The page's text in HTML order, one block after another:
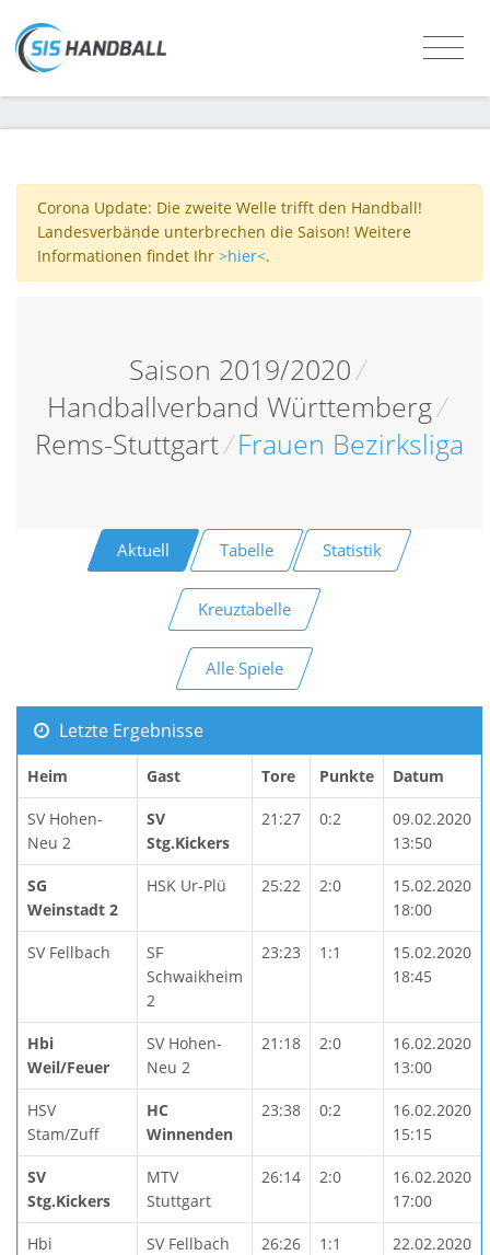
Corona Update: Die zweite Welle trifft den Handball!
Landesverbände unterbrechen die Saison! Weitere
Informationen findet Ihr >hier<.
Saison 2019/2020/
Handballverband Württemberg/
Rems-Stuttgart/Frauen Bezirksliga
Aktuell Tabelle Statistik
Kreuztabelle
Alle Spiele
Letzte Ergebnisse
Heim Gast Tore Punkte Datum
SV Hohen-
Neu 2
SV
Stg.Kickers
21:27 0:2
09.02.2020
13:50
SG
Weinstadt 2
HSK Ur-Plü 25:22 2:0
15.02.2020
18:00
SV Fellbach
SF
Schwaikheim
2
23:23 1:1
15.02.2020
18:45
Hbi
Weil/Feuer
SV Hohen-
Neu 2
21:18 2:0
16.02.2020
13:00
HSV
Stam/Zuff
HC
Winnenden
23:38 0:2
16.02.2020
15:15
SV
Stg.Kickers
MTV
Stuttgart
26:14 2:0
16.02.2020
17:00
Hbi
SV Fellbach 26:26 1:1
22.02.2020